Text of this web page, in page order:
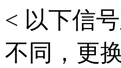
< 以下信
不同，更